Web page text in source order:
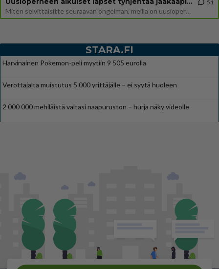
Miten selvittäisitte seuraavan ongelman, meillä on uusioperhe, minulla teini-ikäiset lapset ja puolisolla aikuiset, jotk
51
STARA.FI
Harvinainen Pokemon-peli myytiin 9 505 eurolla
Verottajalta muistutus 5 000 yrittäjälle – ei syytä huoleen
2 000 000 mehiläistä valtasi naapuruston – hurja näky videolle